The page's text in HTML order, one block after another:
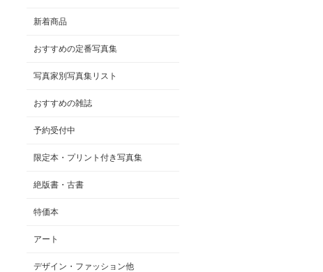
新着商品
おすすめの定番写真集
写真家別写真集リスト
おすすめの雑誌
予約受付中
限定本・プリント付き写真集
絶版書・古書
特価本
アート
デザイン・ファッション他